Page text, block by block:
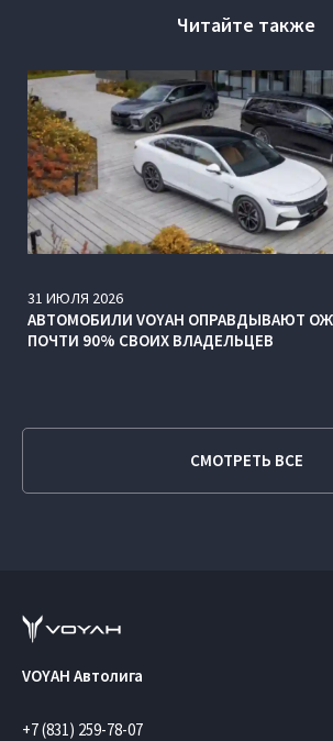
Читайте также
31 ИЮЛЯ 2026
АВТОМОБИЛИ VOYAH ОПРАВДЫВАЮТ
ПОЧТИ 90% СВОИХ ВЛАДЕЛЬЦЕВ
СМОТРЕТЬ ВСЕ
VOYAH Автолига
+7 (831) 259-78-07